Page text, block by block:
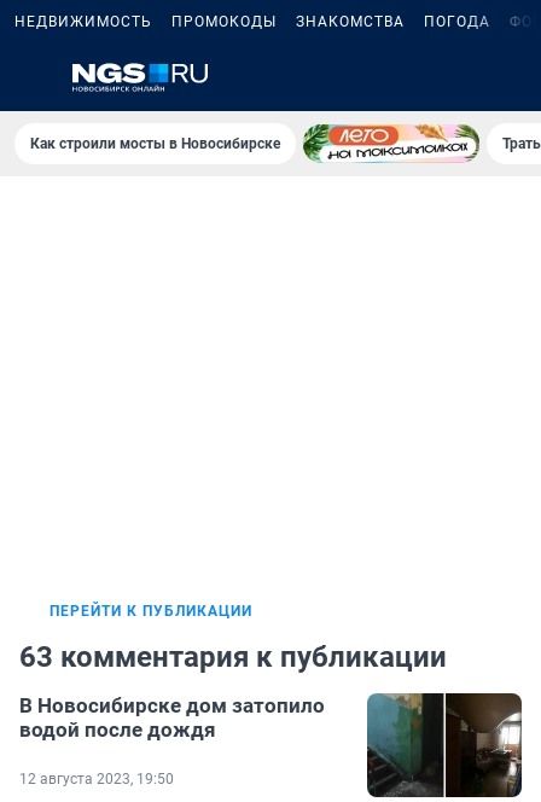
НЕДВИЖИМОСТЬ ПРОМОКОДЫ ЗНАКОМСТВА ПОГОДА
Как строили мосты в Новосибирске
ПЕРЕЙТИ К ПУБЛИКАЦИИ
63 комментария к публикации
В Новосибирске дом затопило
водой после дождя
12 августа 2023, 19:50